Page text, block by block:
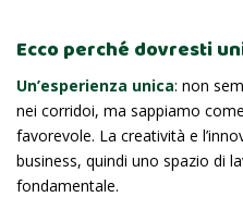
Ecco perché dovresti
Un’esperienza unica: non
nei corridoi, ma sappiamo
favorevole. La creatività e
business, quindi uno spazio di
fondamentale.